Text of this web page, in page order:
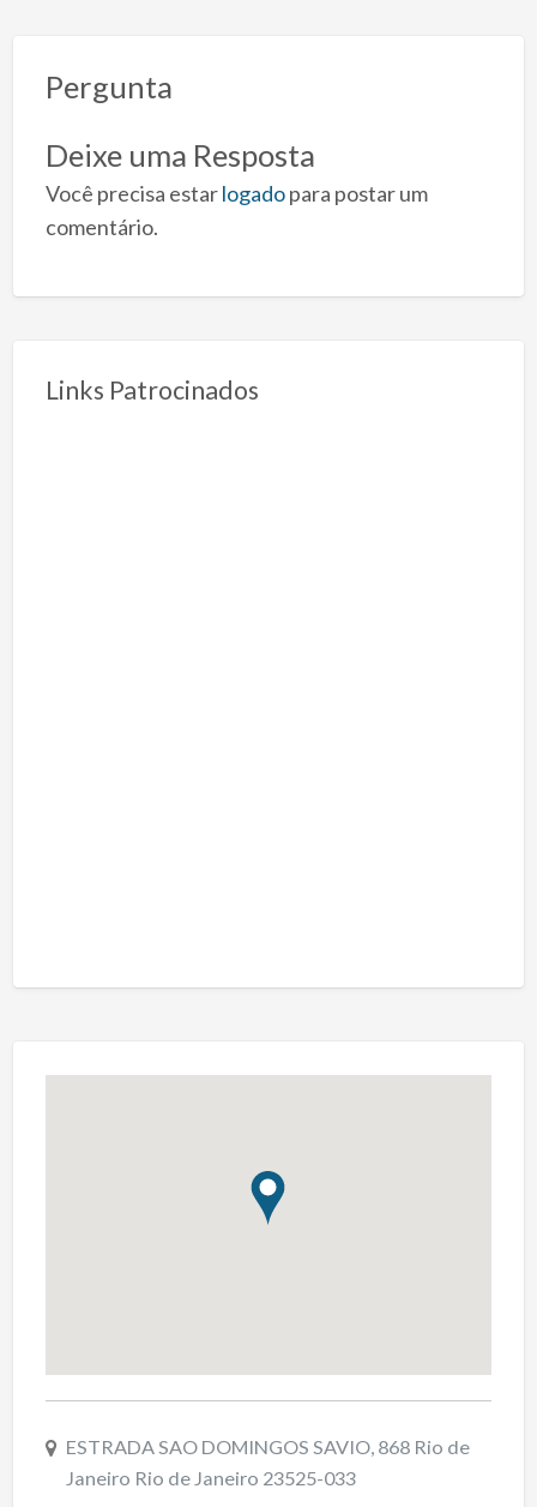
Pergunta
Deixe uma Resposta
Você precisa estarlogadopara postar um
comentário.
Links Patrocinados
ESTRADA SAO DOMINGOS SAVIO, 868 Rio de
Janeiro Rio de Janeiro 23525-033